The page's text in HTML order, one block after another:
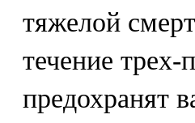
тяжелой
течение трех-
предохранят